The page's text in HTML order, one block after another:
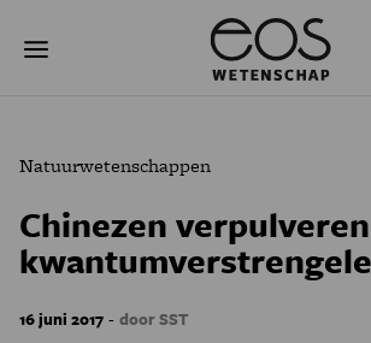
naar
NATUURWETENSCHAPPEN
PSYCHE & BREIN
Natuurwetenschappen
Chinezen
16 juni 2017 - door SST